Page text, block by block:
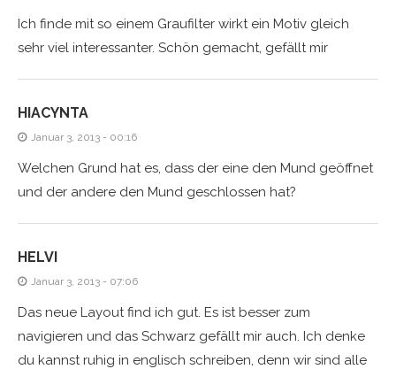
Ich finde mit so einem Graufilter wirkt ein Motiv gleich
sehr viel interessanter. Schön gemacht, gefällt mir
HIACYNTA
Januar 3, 2013 - 00:16
Welchen Grund hat es, dass der eine den Mund geöffnet
und der andere den Mund geschlossen hat?
HELVI
Januar 3, 2013 - 07:06
Das neue Layout find ich gut. Es ist besser zum
navigieren und das Schwarz gefällt mir auch. Ich denke
du kannst ruhig in englisch schreiben, denn wir sind alle